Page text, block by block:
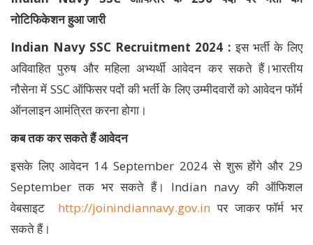
नोटिफिकेशन हुआ जारी
Indian Navy SSC Recruitment 2024 : इस भर्ती के लिए
अविवाहित पुरुष और महिला अभ्यर्थी आवेदन कर सकते हैं।भारतीय
नौसेना में SSC ऑफिसर पदों की भर्ती के लिए उम्मीदवारों को आवेदन फॉर्म
ऑनलाइन आमंत्रित करना होगा।
कब तक कर सकते हैं आवेदन
इसके लिए आवेदन 14 September 2024 से शुरू होंगे और 29
September तक भर सकते हैं। Indian navy की ऑफिशल
वेबसाइट http://joinindiannavy.gov.inपर जाकर फॉर्म भर
सकते हैं।